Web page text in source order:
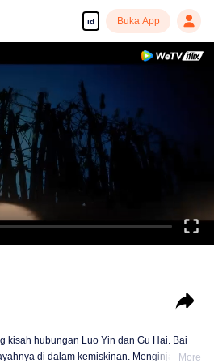
id Buka App
kisah hubungan Luo Yin dan Gu Hai. Bai
di dalam kemiskinan. Menginjak
More